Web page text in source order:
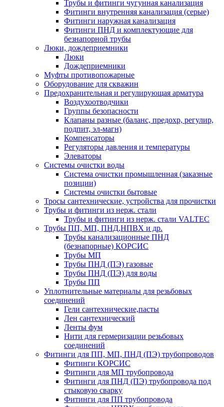
Трубы и фитинги чугунная канализация
Фитинги внутренняя канализация (серые)
Фитинги наружная канализация
Фитинги ПНД и комплектующие для
безнапорной трубы
Люки, дождеприемники
Люки
Дождеприемники
Муфты противопожарные
Оборудование для скважин
Предохранительная и регулирующая арматура
Воздухоотводчики
Группы безопасности
Клапаны разные (баланс, предохр, регулир,
подпит, эл-магн)
Компенсаторы
Регуляторы давления и температуры
Элеваторы
Системы очистки воды
Система очистки промышленная (заказные
позиции)
Системы очистки бытовые
Тросы сантехнические, устройства для прочистки
Трубы и фитинги из нерж. стали
Трубы и фитинги из нерж. стали VALTEC
Трубы ПП, МП, ПНД,НПВХ и др.
Трубы канализационные ПНД
(безнапорные) КОРСИС
Трубы МП
Трубы ПНД (ПЭ) газовые
Трубы ПНД (ПЭ) для воды
Трубы ПП
Уплотнительные материалы для резьбовых
соединений
Гели сантехнические,пасты
Лен сантехнический
Ленты фум
Нити для гермеризации резьбовых
соединений
Фитинги для ПП, МП, ПНД (ПЭ) трубопроводов
Фитинги КОРСИС
Фитинги для МП трубопровода
Фитинги для ПНД (ПЭ) трубопровода под
стыковую сварку
Фитинги для ПП трубопровода